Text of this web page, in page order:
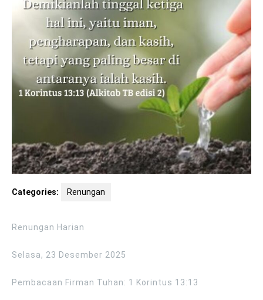
Categories: Renungan
Renungan Harian
Selasa, 23 Desember 2025
Pembacaan Firman Tuhan: 1 Korintus 13:13